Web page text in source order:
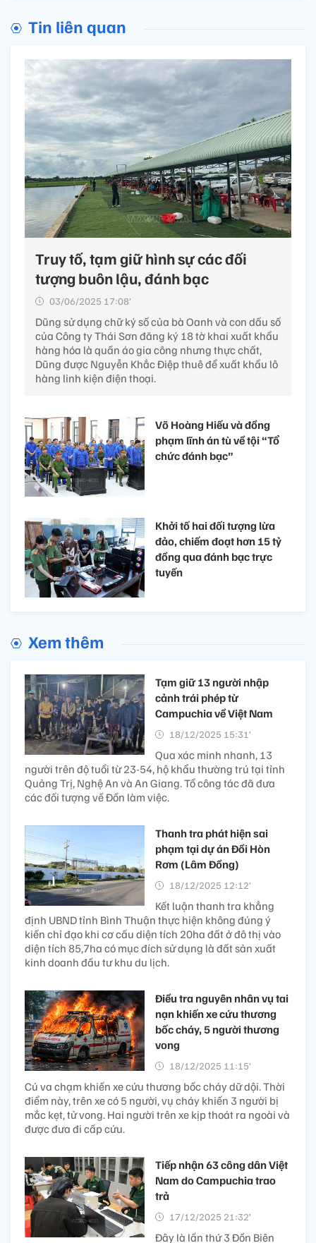
Tin liên quan
Truy tố, tạm giữ hình sự các đối
tượng buôn lậu, đánh bạc
03/06/2025 17:08’
Dũng sử dụng chữ ký số của bà Oanh và con dấu số
của Công ty Thái Sơn đăng ký 18 tờ khai xuất khẩu
hàng hóa là quần áo gia công nhưng thực chất,
Dũng được Nguyễn Khắc Điệp thuê để xuất khẩu lô
hàng linh kiện điện thoại.
Võ Hoàng Hiếu và đồng
phạm lĩnh án tù về tội “Tổ
chức đánh bạc”
Khởi tố hai đối tượng lừa
đảo, chiếm đoạt hơn 15 tỷ
đồng qua đánh bạc trực
tuyến
Xem thêm
Tạm giữ 13 người nhập
cảnh trái phép từ
Campuchia về Việt Nam
18/12/2025 15:31’
Qua xác minh nhanh, 13
người trên độ tuổi từ 23-54, hộ khẩu thường trú tại tỉnh
Quảng Trị, Nghệ An và An Giang. Tổ công tác đã đưa
các đối tượng về Đồn làm việc.
Thanh tra phát hiện sai
phạm tại dự án Đồi Hòn
Rơm (Lâm Đồng)
18/12/2025 12:12’
Kết luận thanh tra khẳng
định UBND tỉnh Bình Thuận thực hiện không đúng ý
kiến chỉ đạo khi cơ cấu diện tích 20ha đất ở đô thị vào
diện tích 85,7ha có mục đích sử dụng là đất sản xuất
kinh doanh đầu tư khu du lịch.
Điều tra nguyên nhân vụ tai
nạn khiến xe cứu thương
bốc cháy, 5 người thương
vong​
18/12/2025 11:15’
Cú va chạm khiến xe cứu thương bốc cháy dữ dội. Thời
điểm này, trên xe có 5 người, vụ cháy khiến 3 người bị
mắc kẹt, tử vong. Hai người trên xe kịp thoát ra ngoài và
được đưa đi cấp cứu.
Tiếp nhận 63 công dân Việt
Nam do Campuchia trao
trả
17/12/2025 21:32’
Đây là lần thứ 3 Đồn Biên